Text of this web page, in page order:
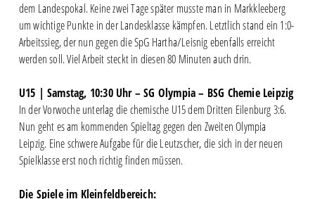
dem Landespokal. Keine zwei Tage später musste man in Markkleeberg
um wichtige Punkte in der Landesklasse kämpfen. Letztlich stand ein 1:0-
Arbeitssieg, der nun gegen die SpG Hartha/Leisnig ebenfalls erreicht
werden soll. Viel Arbeit steckt in diesen 80 Minuten auch drin.
U15 | Samstag, 10:30 Uhr – SG Olympia – BSG Chemie Leipzig
In der Vorwoche unterlag die chemische U15 dem Dritten Eilenburg 3:6.
Nun geht es am kommenden Spieltag gegen den Zweiten Olympia
Leipzig. Eine schwere Aufgabe für die Leutzscher, die sich in der neuen
Spielklasse erst noch richtig finden müssen.
Die Spiele im Kleinfeldbereich: